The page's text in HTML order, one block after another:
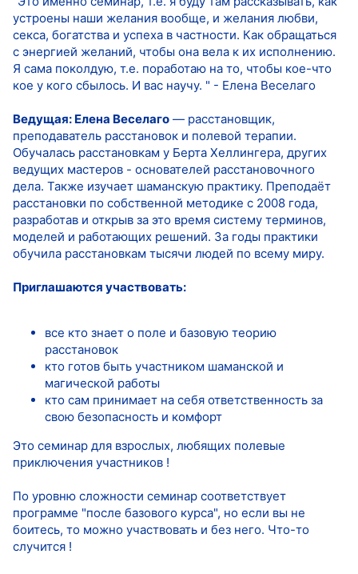
устроены наши желания вообще, и желания любви,
секса, богатства и успеха в частности. Как обращаться
с энергией желаний, чтобы она вела к их исполнению.
Я сама поколдую, т.е. поработаю на то, чтобы кое-что
кое у кого сбылось. И вас научу. " - Елена Веселаго
Ведущая: Елена Веселаго — расстановщик,
преподаватель расстановок и полевой терапии.
Обучалась расстановкам у Берта Хеллингера, других
ведущих мастеров - основателей расстановочного
дела. Также изучает шаманскую практику. Преподаёт
расстановки по собственной методике с 2008 года,
разработав и открыв за это время систему терминов,
моделей и работающих решений. За годы практики
обучила расстановкам тысячи людей по всему миру.
Приглашаются участвовать:
все кто знает о поле и базовую теорию
расстановок
кто готов быть участником шаманской и
магической работы
кто сам принимает на себя ответственность за
свою безопасность и комфорт
Это семинар для взрослых, любящих полевые
приключения участников !
По уровню сложности семинар соответствует
программе "после базового курса", но если вы не
боитесь, то можно участвовать и без него. Что-то
случится !